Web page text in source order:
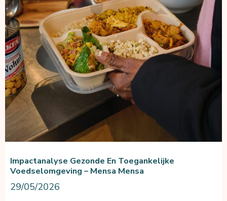
Impactanalyse Gezonde En Toegankelijke
Voedselomgeving – Mensa Mensa
29/05/2026